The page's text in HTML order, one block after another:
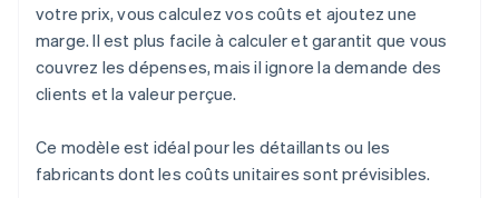
votre prix, vous calculez vos coûts et ajoutez une
marge. Il est plus facile à calculer et garantit que vous
couvrez les dépenses, mais il ignore la demande des
clients et la valeur perçue.
Ce modèle est idéal pour les détaillants ou les
fabricants dont les coûts unitaires sont prévisibles.